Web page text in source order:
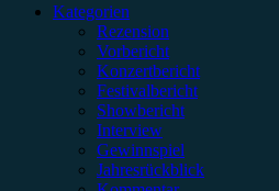
Kategorien
Rezension
Vorbericht
Konzertbericht
Festivalbericht
Showbericht
Interview
Gewinnspiel
Jahresrückblick